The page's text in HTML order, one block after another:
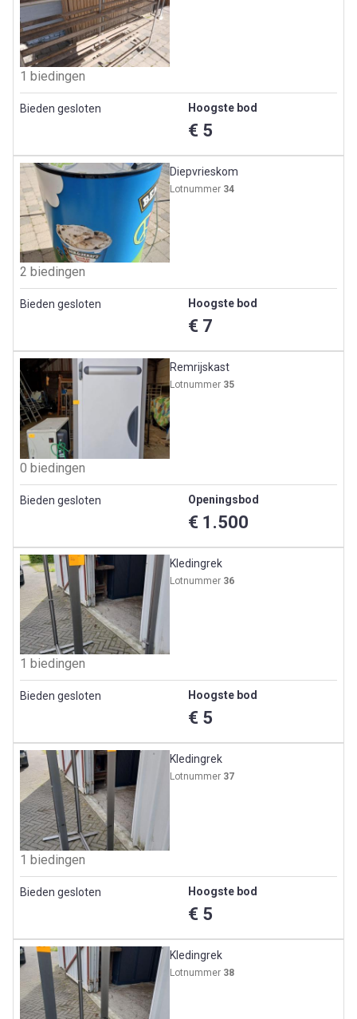
1 biedingen
Bieden gesloten Hoogste bod
€ 5
Diepvrieskom
Lotnummer 34
2 biedingen
Bieden gesloten Hoogste bod
€ 7
Remrijskast
Lotnummer 35
0 biedingen
Bieden gesloten Openingsbod
€ 1.500
Kledingrek
Lotnummer 36
1 biedingen
Bieden gesloten Hoogste bod
€ 5
Kledingrek
Lotnummer 37
1 biedingen
Bieden gesloten Hoogste bod
€ 5
Kledingrek
Lotnummer 38